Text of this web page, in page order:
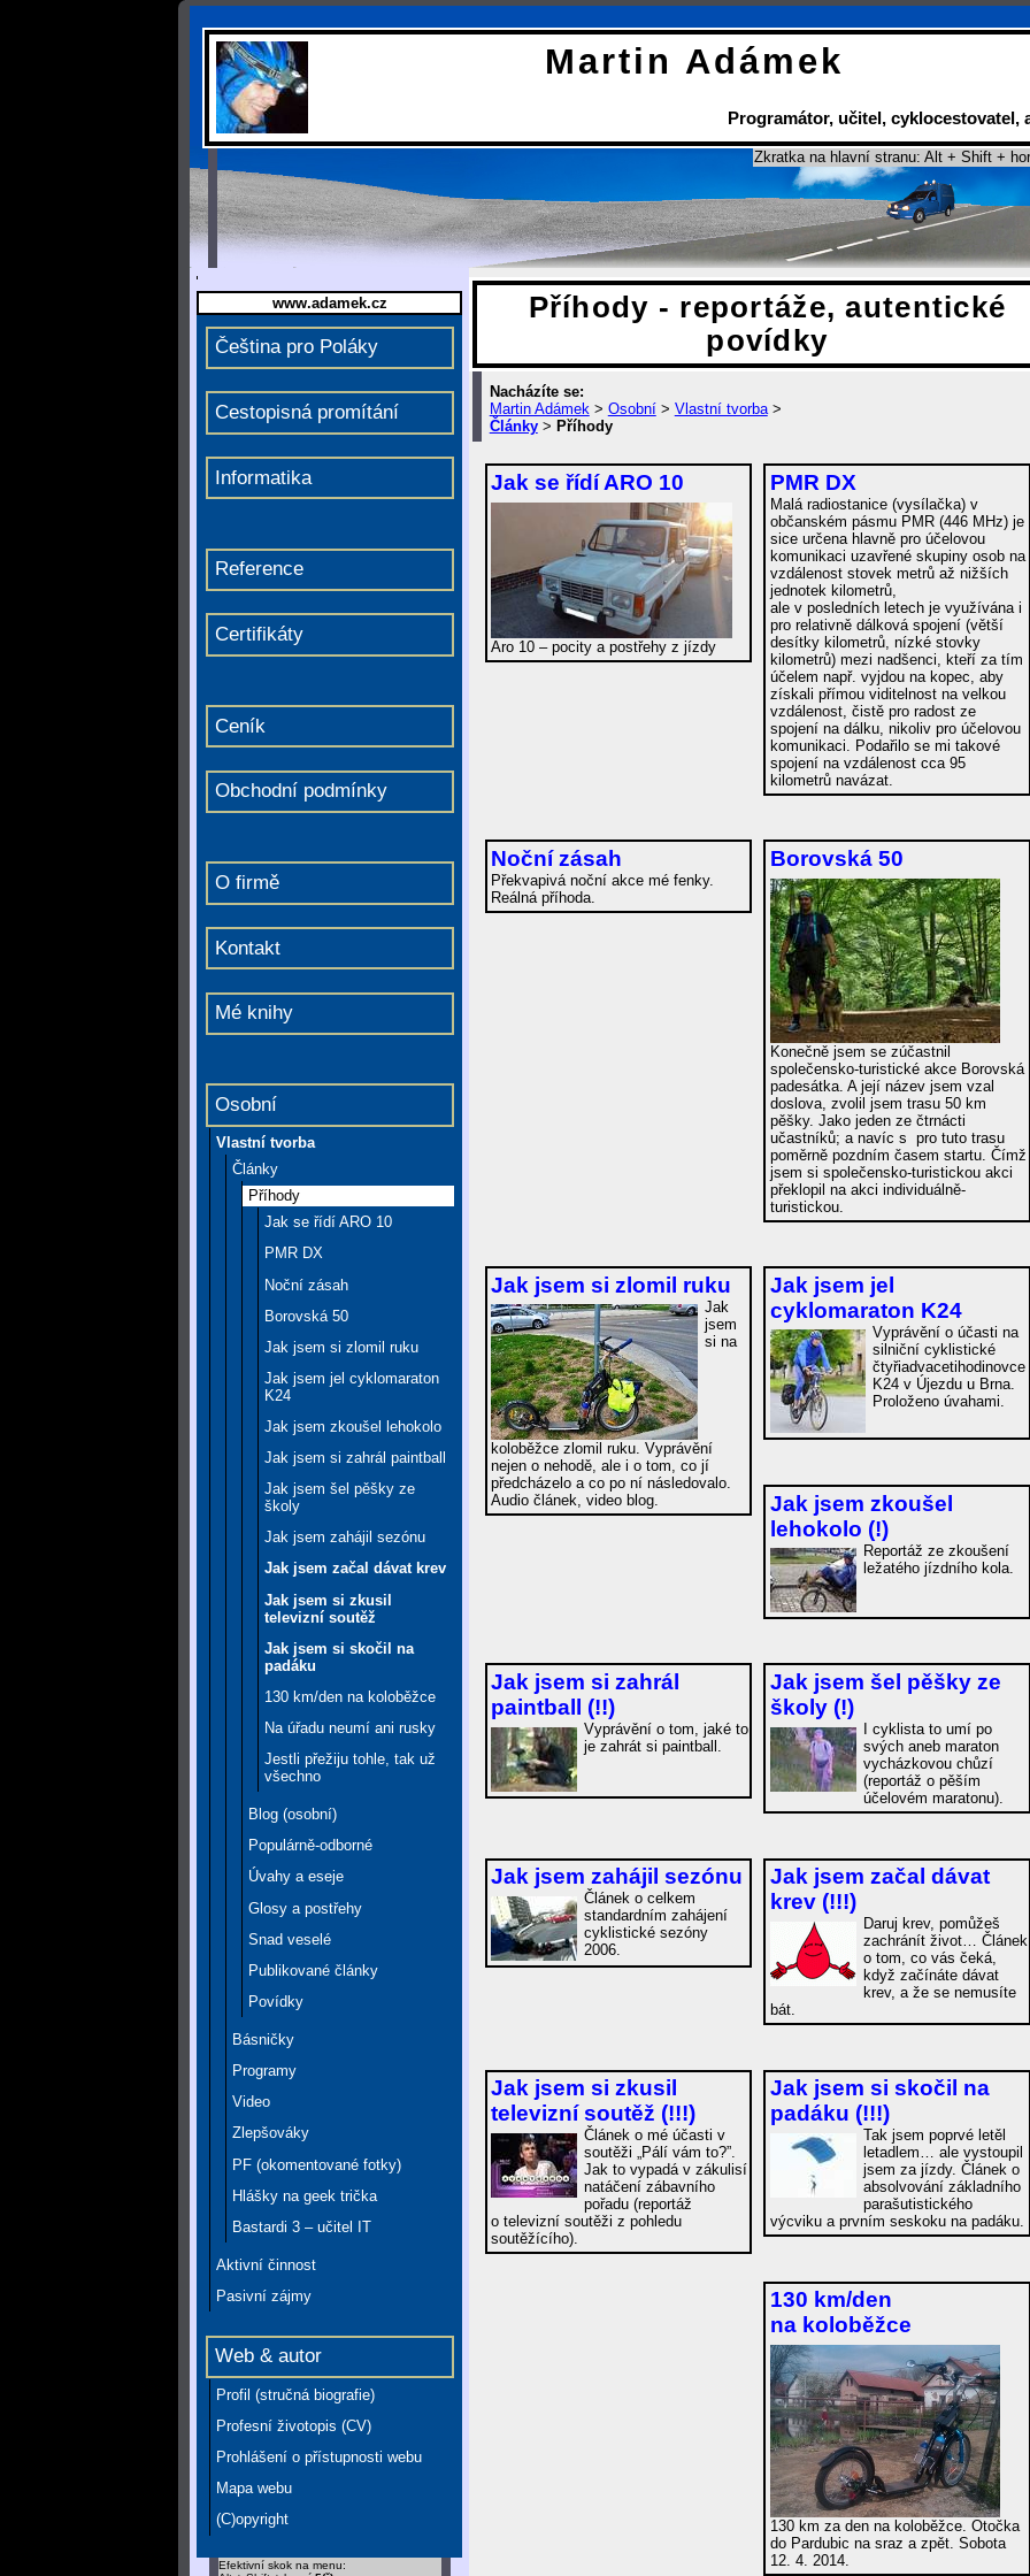
Martin Adámek
Programátor, učitel, cyklocestovatel,
Zkratka na hlavní stranu: Alt + Shift +
www.adamek.cz
Čeština pro Poláky
Cestopisná promítání
Informatika
Reference
Certifikáty
Ceník
Obchodní podmínky
O firmě
Kontakt
Mé knihy
Osobní
Vlastní tvorba
Články
Příhody
Jak se řídí ARO 10
PMR DX
Noční zásah
Borovská 50
Jak jsem si zlomil ruku
Jak jsem jel cyklomaraton
K24
Jak jsem zkoušel lehokolo
Jak jsem si zahrál paintball
Jak jsem šel pěšky ze
školy
Jak jsem zahájil sezónu
Jak jsem začal dávat krev
Jak jsem si zkusil
televizní soutěž
Jak jsem si skočil na
padáku
130 km/den na koloběžce
Na úřadu neumí ani rusky
Jestli přežiju tohle, tak už
všechno
Blog (osobní)
Populárně-odborné
Úvahy a eseje
Glosy a postřehy
Snad veselé
Publikované články
Povídky
Básničky
Programy
Video
Zlepšováky
PF (okomentované fotky)
Hlášky na geek trička
Bastardi 3 – učitel IT
Aktivní činnost
Pasivní zájmy
Web & autor
Profil (stručná biografie)
Profesní životopis (CV)
Prohlášení o přístupnosti webu
Mapa webu
(C)opyright
Efektivní skok na menu:
Příhody - reportáže, autentické
povídky
Nacházíte se:
Martin Adámek > Osobní> Vlastní tvorba>
Články> Příhody
Jak se řídí ARO 10
Aro 10 – pocity a postřehy z jízdy
PMR DX
Malá radiostanice (vysílačka) v
občanském pásmu PMR (446 MHz) je
sice určena hlavně pro účelovou
komunikaci uzavřené skupiny osob na
vzdálenost stovek metrů až nižších
jednotek kilometrů,
ale v posledních letech je využívána i
pro relativně dálková spojení (větší
desítky kilometrů, nízké stovky
kilometrů) mezi nadšenci, kteří za tím
účelem např. vyjdou na kopec, aby
získali přímou viditelnost na velkou
vzdálenost, čistě pro radost ze
spojení na dálku, nikoliv pro účelovou
komunikaci. Podařilo se mi takové
spojení na vzdálenost cca 95
kilometrů navázat.
Noční zásah
Překvapivá noční akce mé fenky.
Reálná příhoda.
Borovská 50
Konečně jsem se zúčastnil
společensko-turistické akce Borovská
padesátka. A její název jsem vzal
doslova, zvolil jsem trasu 50 km
pěšky. Jako jeden ze čtrnácti
učastníků; a navíc s pro tuto trasu
poměrně pozdním časem startu. Čímž
jsem si společensko-turistickou akci
překlopil na akci individuálně-
turistickou.
Jak jsem si zlomil ruku
Jak
jsem
si na
koloběžce zlomil ruku. Vyprávění
nejen o nehodě, ale i o tom, co jí
předcházelo a co po ní následovalo.
Audio článek, video blog.
Jak jsem jel
cyklomaraton K24
Vyprávění o účasti na
silniční cyklistické
čtyřiadvacetihodinovce
K24 v Újezdu u Brna.
Proloženo úvahami.
Jak jsem zkoušel
lehokolo (!)
Reportáž ze zkoušení
ležatého jízdního kola.
Jak jsem si zahrál
paintball
(!!)
Vyprávění o tom, jaké to
je zahrát si paintball.
Jak jsem šel pěšky ze
školy (!)
I cyklista to umí po
svých aneb maraton
vycházkovou chůzí
(reportáž o pěším
účelovém maratonu).
Jak jsem zahájil sezónu
Článek o celkem
standardním zahájení
cyklistické sezóny
2006.
Jak jsem začal dávat
krev (!!!)
Daruj krev, pomůžeš
zachránít život… Článek
o tom, co vás čeká,
když začínáte dávat
krev, a že se nemusíte
bát.
Jak jsem si zkusil
televizní soutěž (!!!)
Článek o mé účasti v
soutěži „Pálí vám to?”.
Jak to vypadá v zákulisí
natáčení zábavního
pořadu (reportáž
o televizní soutěži z pohledu
soutěžícího).
Jak jsem si skočil na
padáku (!!!)
Tak jsem poprvé letěl
letadlem… ale vystoupil
jsem za jízdy. Článek o
absolvování základního
parašutistického
výcviku a prvním seskoku na padáku.
130 km/den
na koloběžce
130 km za den na koloběžce. Otočka
do Pardubic na sraz a zpět. Sobota
12. 4. 2014.